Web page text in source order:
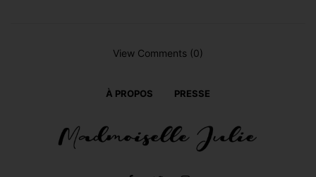
View Comments (0)
À PROPOS PRESSE